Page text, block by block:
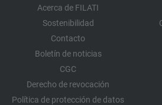
Acerca de FILATI
Sostenibilidad
Contacto
Boletín de noticias
CGC
Derecho de revocación
Política de protección de datos